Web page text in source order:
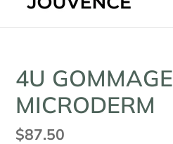
4U GOMMAGE
MICRODERM
Prix
$87.50